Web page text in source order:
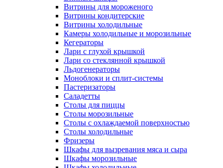
Витрины для мороженого
Витрины кондитерские
Витрины холодильные
Камеры холодильные и морозильные
Кегераторы
Лари с глухой крышкой
Лари со стеклянной крышкой
Льдогенераторы
Моноблоки и сплит-системы
Пастеризаторы
Саладетты
Столы для пиццы
Столы морозильные
Столы с охлаждаемой поверхностью
Столы холодильные
Фризеры
Шкафы для вызревания мяса и сыра
Шкафы морозильные